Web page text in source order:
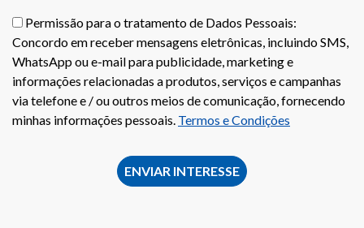
Permissão para o tratamento de Dados Pessoais:
Concordo em receber mensagens eletrônicas, incluindo SMS,
WhatsApp ou e-mail para publicidade, marketing e
informações relacionadas a produtos, serviços e campanhas
via telefone e / ou outros meios de comunicação, fornecendo
minhas informações pessoais. Termos e Condições